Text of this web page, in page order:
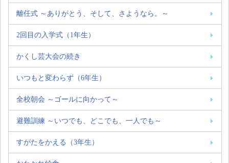
離任式 ～ありがとう、そして、さようなら。～
2回目の入学式（1年生）
かくし芸大会の続き
いつもと変わらず（6年生）
全校朝会 ～ゴールに向かって～
避難訓練 ～いつでも、どこでも、一人でも～
すがたをかえる（3年生）